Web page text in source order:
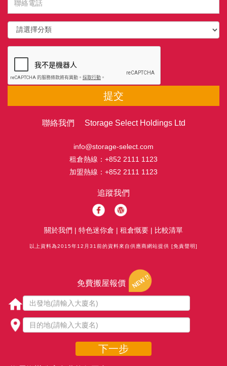
提交
聯絡我們 Storage Select Holdings Ltd
info@storage-select.com
租倉熱線： +852 2111 1123
加盟熱線： +852 2111 1123
追蹤我們
關於我們 | 特色迷你倉 | 租倉慨要 | 比較清單
以上資料為2015年12月31前的資料來自供應商網站提供 [免責聲明]
免費搬屋報價
下一步